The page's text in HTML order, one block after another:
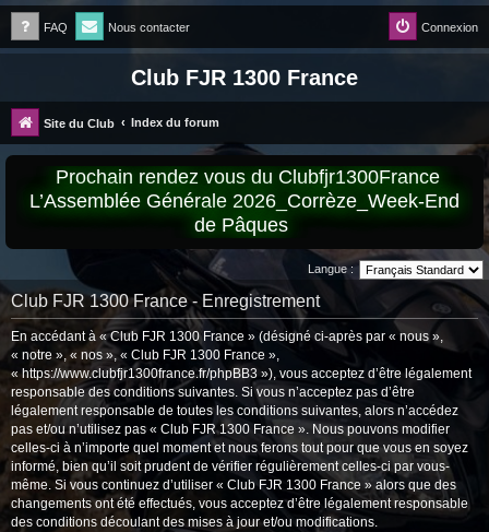
FAQ Nous contacter Connexion
Club FJR 1300 France
Site du Club Index du forum
Prochain rendez vous du Clubfjr1300France
L’Assemblée Générale 2026_Corrèze_Week-End
de Pâques
Langue :
Club FJR 1300 France - Enregistrement
En accédant à « Club FJR 1300 France » (désigné ci-après par « nous »,
« notre », « nos », « Club FJR 1300 France »,
« https://www.clubfjr1300france.fr/phpBB3 »), vous acceptez d’être légalement
responsable des conditions suivantes. Si vous n’acceptez pas d’être
légalement responsable de toutes les conditions suivantes, alors n’accédez
pas et/ou n’utilisez pas « Club FJR 1300 France ». Nous pouvons modifier
celles-ci à n’importe quel moment et nous ferons tout pour que vous en soyez
informé, bien qu’il soit prudent de vérifier régulièrement celles-ci par vous-
même. Si vous continuez d’utiliser « Club FJR 1300 France » alors que des
changements ont été effectués, vous acceptez d’être légalement responsable
des conditions découlant des mises à jour et/ou modifications.